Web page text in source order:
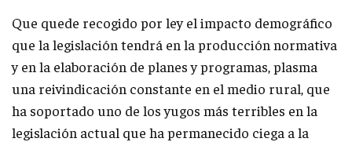
Que quede recogido por ley el impacto demográfico
que la legislación tendrá en la producción normativa
y en la elaboración de planes y programas, plasma
una reivindicación constante en el medio rural, que
ha soportado uno de los yugos más terribles en la
legislación actual que ha permanecido ciega a la